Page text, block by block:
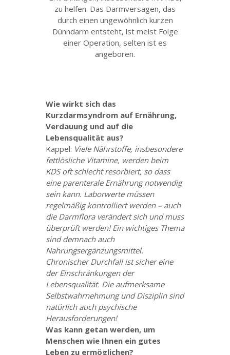
zu helfen. Das Darmversagen, das
durch einen ungewöhnlich kurzen
Dünndarm entsteht, ist meist Folge
einer Operation, selten ist es
angeboren.
Wie wirkt sich das
Kurzdarmsyndrom auf Ernährung,
Verdauung und auf die
Lebensqualität aus?
Kappel: Viele Nährstoffe, insbesondere
fettlösliche Vitamine, werden beim
KDS oft schlecht resorbiert, so dass
eine parenterale Ernährung notwendig
sein kann. Laborwerte müssen
regelmäßig kontrolliert werden – auch
die Darmflora verändert sich und muss
überprüft werden! Ein wichtiges Thema
sind demnach auch
Nahrungsergänzungsmittel.
Chronischer Durchfall ist sicher eine
der Einschränkungen der
Lebensqualität. Die aufmerksame
Selbstwahrnehmung und Disziplin sind
natürlich auch psychische
Herausforderungen!
Was kann getan werden, um
Menschen wie Ihnen ein gutes
Leben zu ermöglichen?